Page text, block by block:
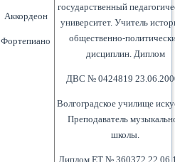
Аккордеон
Фортепиано
государственный
университет. Учитель
общественно-
дисциплин. Диплом
ДВС № 0424819
Волгоградское училище
Преподаватель
школы.
Диплом ЕТ № 360372